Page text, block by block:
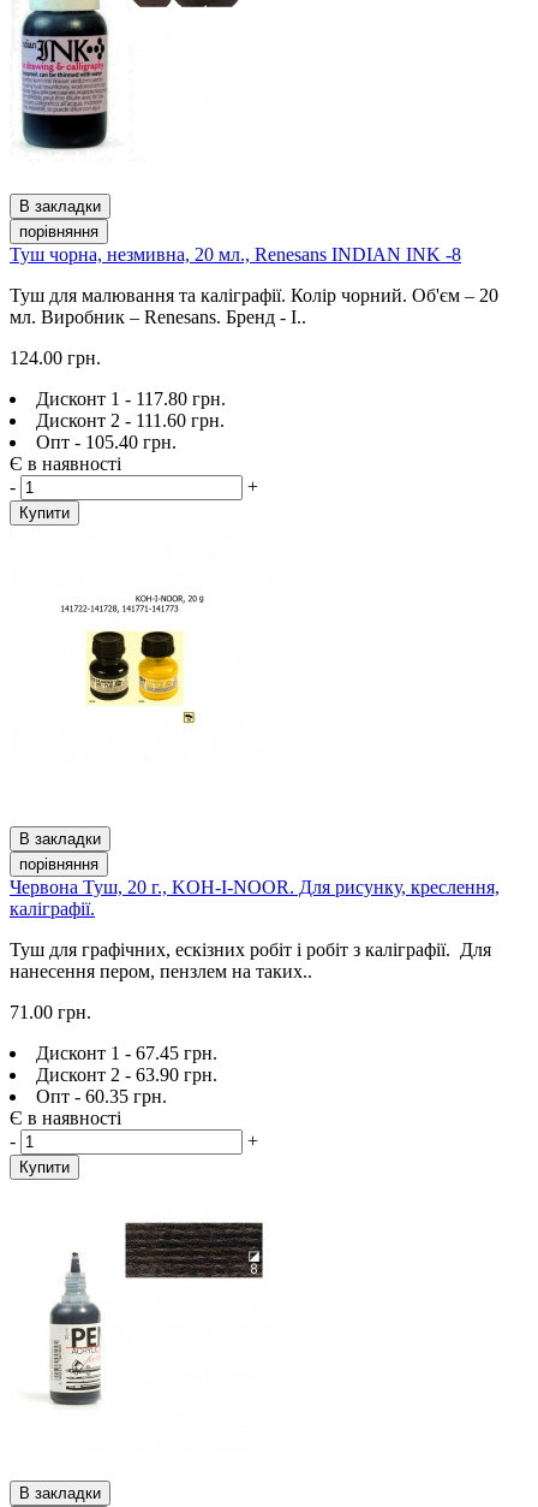
В закладки
порівняння
Туш чорна, незмивна, 20 мл., Renesans INDIAN INK -8
Туш для малювання та каліграфії. Колір чорний. Об'єм – 20
мл. Виробник – Renesans. Бренд - I..
124.00 грн.
Дисконт 1 - 117.80 грн.
Дисконт 2 - 111.60 грн.
Опт - 105.40 грн.
Є в наявності
-
+
Купити
В закладки
порівняння
Червона Туш, 20 г., KOH-I-NOOR. Для рисунку, креслення,
каліграфії.
Туш для графічних, ескізних робіт і робіт з каліграфії. Для
нанесення пером, пензлем на таких..
71.00 грн.
Дисконт 1 - 67.45 грн.
Дисконт 2 - 63.90 грн.
Опт - 60.35 грн.
Є в наявності
-
+
Купити
В закладки